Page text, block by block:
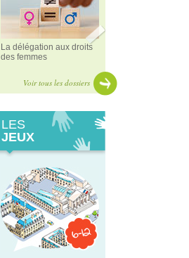
La délégation aux droits
des femmes
Voir tous les dossiers
LES
JEUX